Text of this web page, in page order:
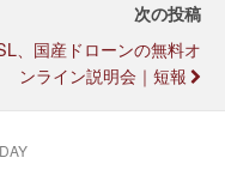
次の投稿
、国産ドローンの無料オ
ンライン説明会｜短報